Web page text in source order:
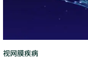
视网膜疾病